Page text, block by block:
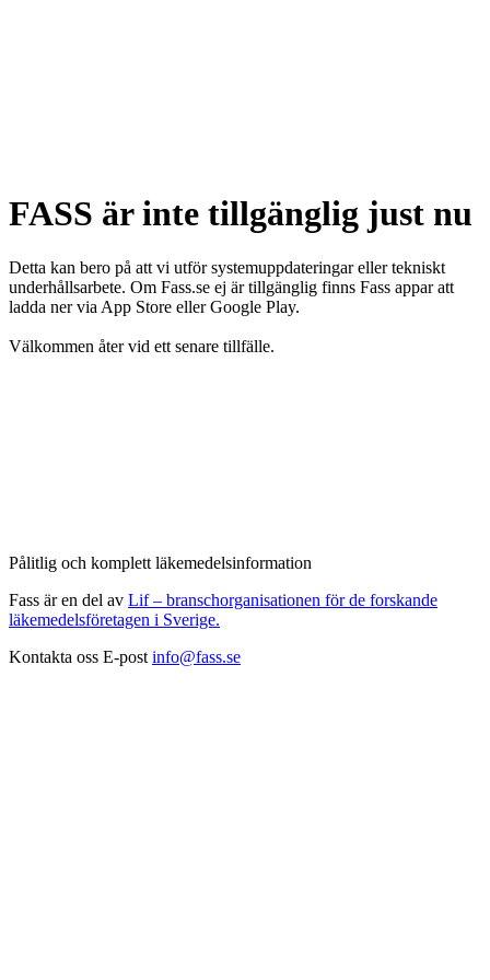
FASS är inte tillgänglig just nu
Detta kan bero på att vi utför systemuppdateringar eller tekniskt
underhållsarbete. Om Fass.se ej är tillgänglig finns Fass appar att
ladda ner via App Store eller Google Play.
Välkommen åter vid ett senare tillfälle.
Pålitlig och komplett läkemedelsinformation
Fass är en del av Lif – branschorganisationen för de forskande
läkemedelsföretagen i Sverige.
Kontakta oss E-post info@fass.se